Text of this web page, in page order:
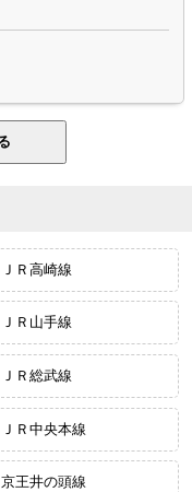
ＪＲ高崎線
ＪＲ山手線
ＪＲ総武線
ＪＲ中央本線
京王井の頭線